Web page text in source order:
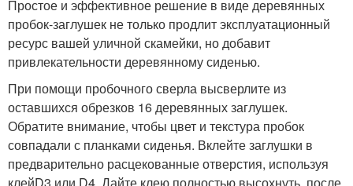
Простое и эффективное решение в виде деревянных
пробок-заглушек не только продлит эксплуатационный
ресурс вашей уличной скамейки, но добавит
привлекательности деревянному сиденью.
При помощи пробочного сверла высверлите из
оставшихся обрезков 16 деревянных заглушек.
Обратите внимание, чтобы цвет и текстура пробок
совпадали с планками сиденья. Вклейте заглушки в
предварительно расцекованные отверстия, используя
клейD3 или D4. Дайте клею полностью высохнуть, после